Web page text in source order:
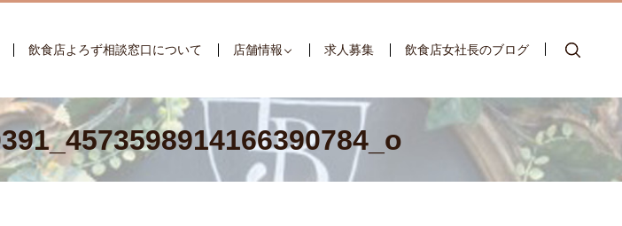
飲食店よろず相談窓口について 店舗情報 求人募集 飲食店女社長のブログ